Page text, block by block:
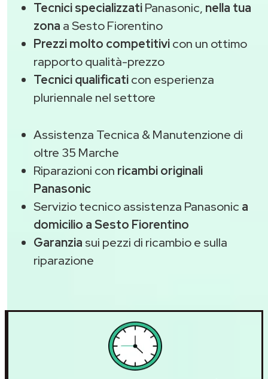
Tecnici specializzatiPanasonic, nella tua
zona a Sesto Fiorentino
Prezzi molto competitivicon un ottimo
rapporto qualità-prezzo
Tecnici qualificaticon esperienza
pluriennale nel settore
Assistenza Tecnica & Manutenzione di
oltre 35 Marche
Riparazioni con ricambi originali
Panasonic
Servizio tecnico assistenza Panasonic a
domicilio a Sesto Fiorentino
Garanzia sui pezzi di ricambio e sulla
riparazione